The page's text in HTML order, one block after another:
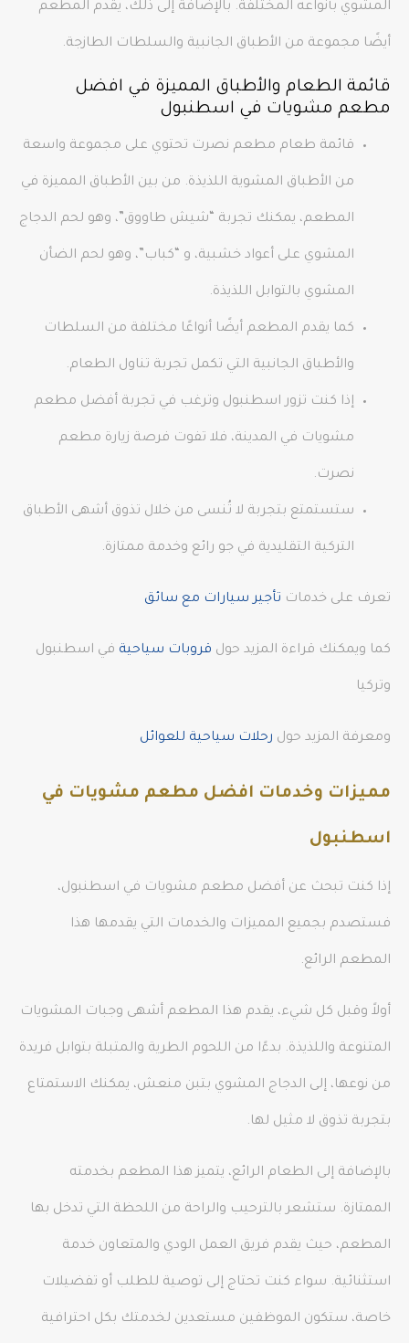
المشوي بأنواعه المختلفة. بالإضافة إلى ذلك، يقدم المطعم
أيضًا مجموعة من الأطباق الجانبية والسلطات الطازجة.
قائمة الطعام والأطباق المميزة في افضل
مطعم مشويات في اسطنبول
قائمة طعام مطعم نصرت تحتوي على مجموعة واسعة
من الأطباق المشوية اللذيذة. من بين الأطباق المميزة في
المطعم، يمكنك تجربة “شيش طاووق”، وهو لحم الدجاج
المشوي على أعواد خشبية، و “كباب”، وهو لحم الضأن
المشوي بالتوابل اللذيذة.
كما يقدم المطعم أيضًا أنواعًا مختلفة من السلطات
والأطباق الجانبية التي تكمل تجربة تناول الطعام.
إذا كنت تزور اسطنبول وترغب في تجربة أفضل مطعم
مشويات في المدينة، فلا تفوت فرصة زيارة مطعم
نصرت.
ستستمتع بتجربة لا تُنسى من خلال تذوق أشهى الأطباق
التركية التقليدية في جو رائع وخدمة ممتازة.
تعرف على خدمات تأجير سيارات مع سائق
كما ويمكنك قراءة المزيد حول قروبات سياحية في اسطنبول
وتركيا
ومعرفة المزيد حول رحلات سياحية للعوائل
مميزات وخدمات افضل مطعم مشويات في
اسطنبول
إذا كنت تبحث عن أفضل مطعم مشويات في اسطنبول،
فستصدم بجميع المميزات والخدمات التي يقدمها هذا
المطعم الرائع.
أولاً وقبل كل شيء، يقدم هذا المطعم أشهى وجبات المشويات
المتنوعة واللذيذة. بدءًا من اللحوم الطرية والمتبلة بتوابل فريدة
من نوعها، إلى الدجاج المشوي بتبن منعش، يمكنك الاستمتاع
بتجربة تذوق لا مثيل لها.
بالإضافة إلى الطعام الرائع، يتميز هذا المطعم بخدمته
الممتازة. ستشعر بالترحيب والراحة من اللحظة التي تدخل بها
المطعم، حيث يقدم فريق العمل الودي والمتعاون خدمة
استثنائية. سواء كنت تحتاج إلى توصية للطلب أو تفضيلات
خاصة، ستكون الموظفين مستعدين لخدمتك بكل احترافية